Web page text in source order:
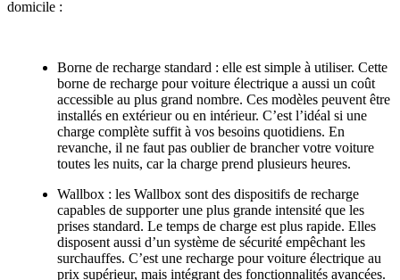
domicile :
Borne de recharge standard : elle est simple à utiliser. Cette
borne de recharge pour voiture électrique a aussi un coût
accessible au plus grand nombre. Ces modèles peuvent être
installés en extérieur ou en intérieur. C’est l’idéal si une
charge complète suffit à vos besoins quotidiens. En
revanche, il ne faut pas oublier de brancher votre voiture
toutes les nuits, car la charge prend plusieurs heures.
Wallbox : les Wallbox sont des dispositifs de recharge
capables de supporter une plus grande intensité que les
prises standard. Le temps de charge est plus rapide. Elles
disposent aussi d’un système de sécurité empêchant les
surchauffes. C’est une recharge pour voiture électrique au
prix supérieur, mais intégrant des fonctionnalités avancées.